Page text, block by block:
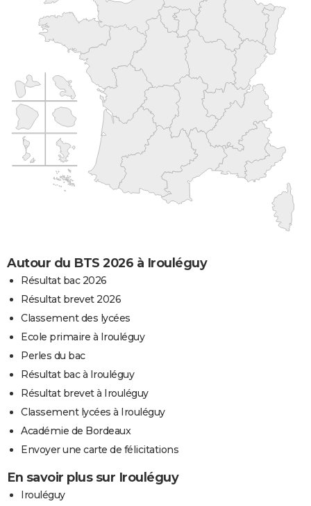
Autour du BTS 2026 à Irouléguy
Résultat bac 2026
Résultat brevet 2026
Classement des lycées
Ecole primaire à Irouléguy
Perles du bac
Résultat bac à Irouléguy
Résultat brevet à Irouléguy
Classement lycées à Irouléguy
Académie de Bordeaux
Envoyer une carte de félicitations
En savoir plus sur Irouléguy
Irouléguy